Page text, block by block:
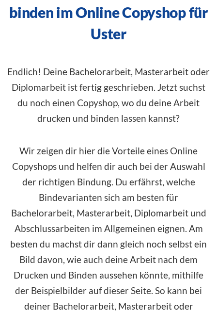
binden im Online Copyshop für
Uster
Endlich! Deine Bachelorarbeit, Masterarbeit oder
Diplomarbeit ist fertig geschrieben. Jetzt suchst
du noch einen Copyshop, wo du deine Arbeit
drucken und binden lassen kannst?
Wir zeigen dir hier die Vorteile eines Online
Copyshops und helfen dir auch bei der Auswahl
der richtigen Bindung. Du erfährst, welche
Bindevarianten sich am besten für
Bachelorarbeit, Masterarbeit, Diplomarbeit und
Abschlussarbeiten im Allgemeinen eignen. Am
besten du machst dir dann gleich noch selbst ein
Bild davon, wie auch deine Arbeit nach dem
Drucken und Binden aussehen könnte, mithilfe
der Beispielbilder auf dieser Seite. So kann bei
deiner Bachelorarbeit, Masterarbeit oder